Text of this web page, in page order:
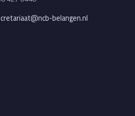
address: belangen.nl